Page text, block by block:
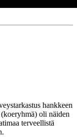
hankkeen
oli näiden
terveellistä